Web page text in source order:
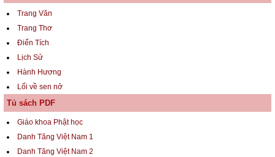
Trang Văn
Trang Thơ
Điển Tích
Lịch Sử
Hành Hương
Lối về sen nở
Tủ sách PDF
Giáo khoa Phật học
Danh Tăng Việt Nam 1
Danh Tăng Việt Nam 2